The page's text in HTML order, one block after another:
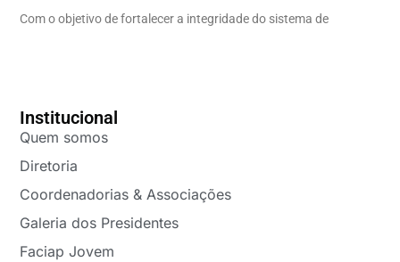
Com o objetivo de fortalecer a integridade do sistema de
Institucional
Quem somos
Diretoria
Coordenadorias & Associações
Galeria dos Presidentes
Faciap Jovem